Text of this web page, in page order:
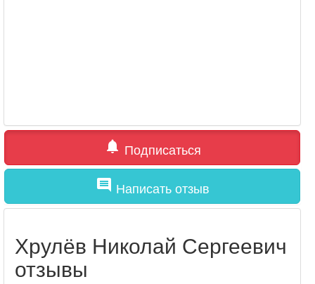
notifications Подписаться
comment Написать отзыв
Хрулёв Николай Сергеевич
отзывы